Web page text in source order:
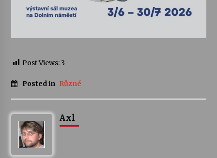
3. 7. 2026
30. 6. 2026
Post Views:3
Posted in Různé
Axl